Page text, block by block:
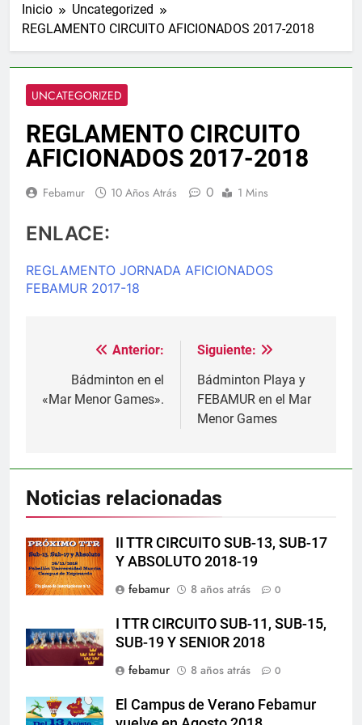
Inicio
Uncategorized
REGLAMENTO CIRCUITO AFICIONADOS 2017-2018
UNCATEGORIZED
REGLAMENTO CIRCUITO
AFICIONADOS 2017-2018
Febamur 10 Años Atrás 0 1 Mins
ENLACE:
REGLAMENTO JORNADA AFICIONADOS
FEBAMUR 2017-18
Navegación
Anterior:
Bádminton en el
«Mar Menor Games».
Siguiente:
Bádminton Playa y
FEBAMUR en el Mar
Menor Games
Noticias relacionadas
II TTR CIRCUITO SUB-13, SUB-17
Y ABSOLUTO 2018-19
febamur
8 años atrás 0
I TTR CIRCUITO SUB-11, SUB-15,
SUB-19 Y SENIOR 2018
febamur
8 años atrás 0
El Campus de Verano Febamur